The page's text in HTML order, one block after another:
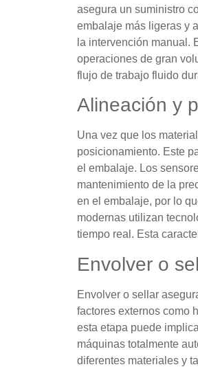
asegura un suministro
embalaje más ligeras y
la intervención manual.
operaciones de gran
flujo de trabajo fluido
Alineación y
Una vez que los
posicionamiento. Este
el embalaje. Los
mantenimiento de la
en el embalaje, por lo
modernas utilizan
tiempo real. Esta
Envolver o
Envolver o sellar
factores externos como
esta etapa puede
máquinas totalmente
diferentes materiales y